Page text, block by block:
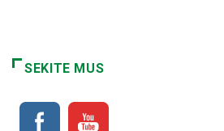
SEKITE MUS